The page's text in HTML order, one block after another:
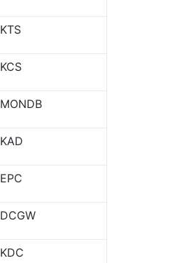
KTS
KCS
MONDB
KAD
EPC
DCGW
KDC